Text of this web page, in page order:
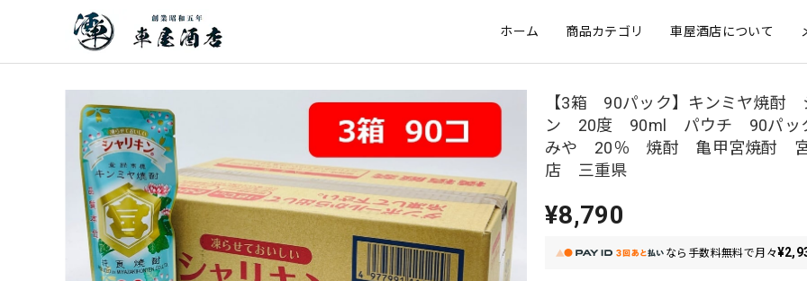
ホーム 商品カテゴリ 車屋酒店について
【3箱 90パック】キンミヤ焼酎
ン 20度 90ml パウチ 90パ
みや 20％ 焼酎 亀甲宮焼酎
店 三重県
¥8,790
なら 手数料無料で月々